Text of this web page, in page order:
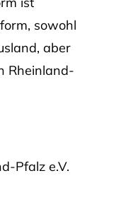
sowohl
aber
Rheinland-
Pfalz e.V.